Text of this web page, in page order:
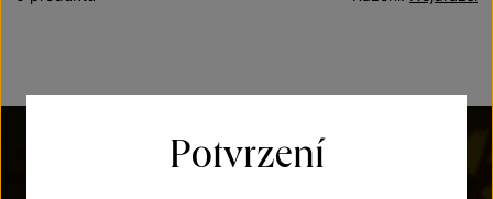
Potvrzení